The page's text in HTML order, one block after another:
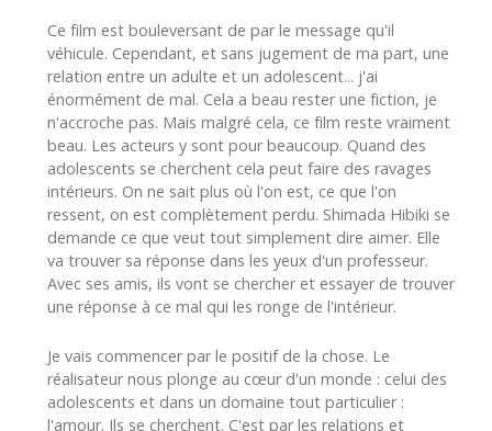
Ce film est bouleversant de par le message qu'il
véhicule. Cependant, et sans jugement de ma part, une
relation entre un adulte et un adolescent... j'ai
énormément de mal. Cela a beau rester une fiction, je
n'accroche pas. Mais malgré cela, ce film reste vraiment
beau. Les acteurs y sont pour beaucoup. Quand des
adolescents se cherchent cela peut faire des ravages
intérieurs. On ne sait plus où l'on est, ce que l'on
ressent, on est complètement perdu. Shimada Hibiki se
demande ce que veut tout simplement dire aimer. Elle
va trouver sa réponse dans les yeux d'un professeur.
Avec ses amis, ils vont se chercher et essayer de trouver
une réponse à ce mal qui les ronge de l'intérieur.
Je vais commencer par le positif de la chose. Le
réalisateur nous plonge au cœur d'un monde : celui des
adolescents et dans un domaine tout particulier :
l'amour. Ils se cherchent. C'est par les relations et